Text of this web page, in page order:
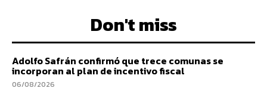
Don't miss
Adolfo Safrán confirmó que trece comunas se
incorporan al plan de incentivo fiscal
06/08/2026